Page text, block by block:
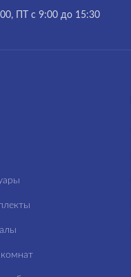
ПТ с 9:00 до 15:30